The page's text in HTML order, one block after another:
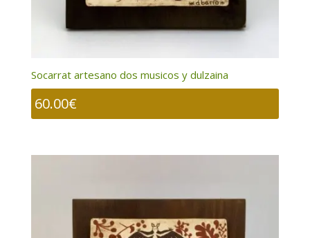
Socarrat artesano dos musicos y dulzaina
60.00€